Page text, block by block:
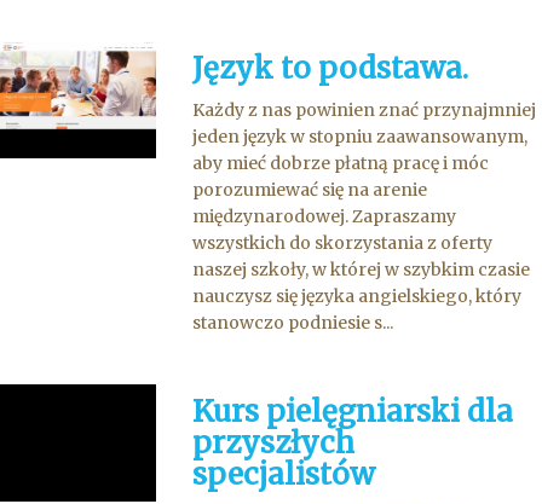
Język to podstawa.
Każdy z nas powinien znać przynajmniej
jeden język w stopniu zaawansowanym,
aby mieć dobrze płatną pracę i móc
porozumiewać się na arenie
międzynarodowej. Zapraszamy
wszystkich do skorzystania z oferty
naszej szkoły, w której w szybkim czasie
nauczysz się języka angielskiego, który
stanowczo podniesie s...
Kurs pielęgniarski dla
przyszłych
specjalistów